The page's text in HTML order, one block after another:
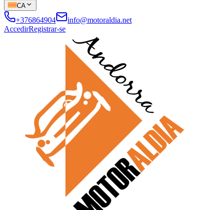
CA
+376864904
info@motoraldia.net
AccedirRegistrar-se